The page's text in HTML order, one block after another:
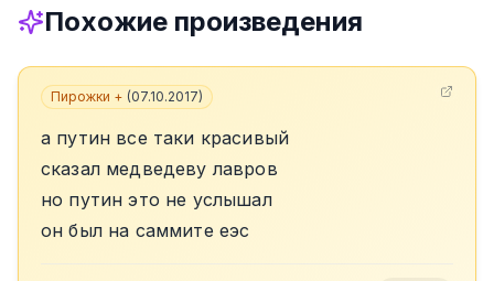
Похожие произведения
Пирожки + (07.10.2017)
а путин все таки красивый
сказал медведеву лавров
но путин это не услышал
он был на саммите еэс